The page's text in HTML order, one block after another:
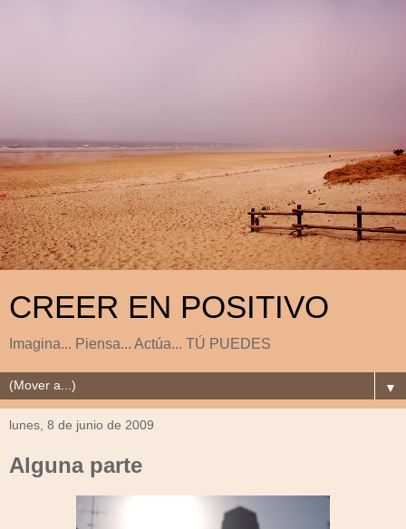
CREER EN POSITIVO
Imagina... Piensa... Actúa... TÚ PUEDES
▼
lunes, 8 de junio de 2009
Alguna parte